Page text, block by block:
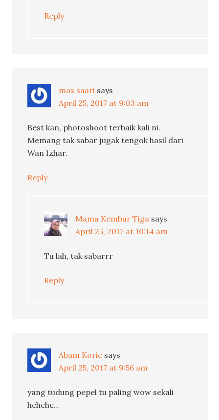
Reply
mas saari says
April 25, 2017 at 9:03 am
Best kan, photoshoot terbaik kali ni.
Memang tak sabar jugak tengok hasil dari
Wan Izhar.
Reply
Mama Kembar Tiga says
April 25, 2017 at 10:14 am
Tu lah, tak sabarrr
Reply
Abam Korie says
April 25, 2017 at 9:56 am
yang tudung pepel tu paling wow sekali
hehehe…